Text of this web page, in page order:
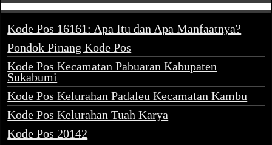
Kode Pos 16161: Apa Itu dan Apa Manfaatnya?
Pondok Pinang Kode Pos
Kode Pos Kecamatan Pabuaran Kabupaten
Sukabumi
Kode Pos Kelurahan Padaleu Kecamatan Kambu
Kode Pos Kelurahan Tuah Karya
Kode Pos 20142